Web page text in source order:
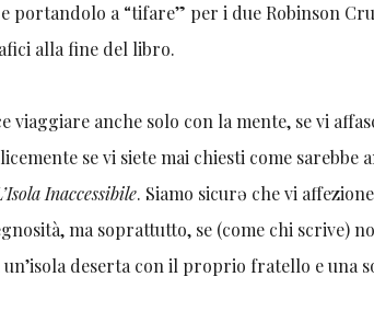
e portandolo a “tifare” per i due Robinson
alla fine del libro.
viaggiare anche solo con la mente, se vi
se vi siete mai chiesti come sarebbe
Inaccessibile. Siamo sicurə che vi
ma soprattutto, se (come chi scrive)
deserta con il proprio fratello e una